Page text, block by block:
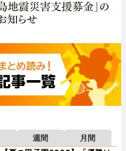
週間
月間